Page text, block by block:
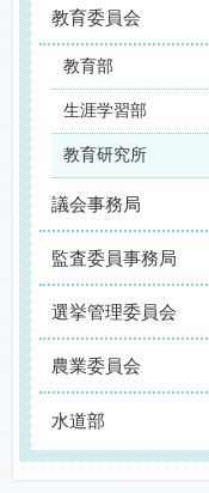
教育委員会
教育部
生涯学習部
教育研究所
議会事務局
監査委員事務局
選挙管理委員会
農業委員会
水道部